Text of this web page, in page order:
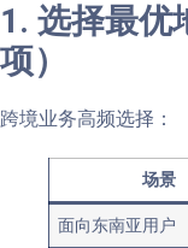
1. 选择最优
项）
跨境业务高频选择：
场景
面向东南亚用户